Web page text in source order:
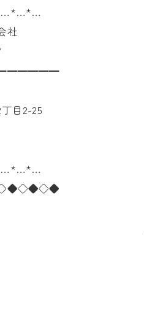
社
目2-25